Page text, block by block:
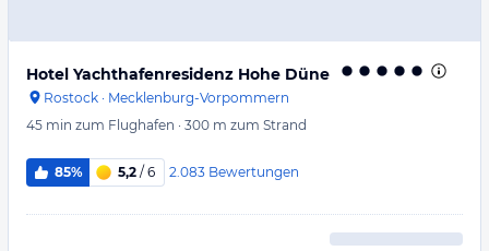
Hotel Yachthafenresidenz Hohe Düne
Rostock · Mecklenburg-Vorpommern
45 min zum Flughafen · 300 m zum Strand
85% 5,2 / 6 2.083 Bewertungen